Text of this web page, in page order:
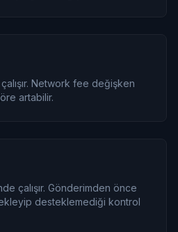
Network fee değişken
artabilir.
çalışır. Gönderimden önce
desteklemediği kontrol